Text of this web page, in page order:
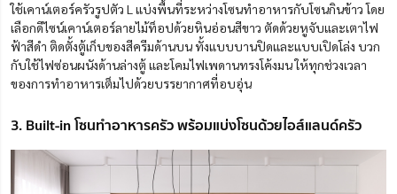
ใช้เคาน์เตอร์ครัวรูปตัว L แบ่งพื้นที่ระหว่างโซนทำอาหารกับโซนกินข้าว โดย
เลือกดีไซน์เคาน์เตอร์ลายไม้ท็อปด้วยหินอ่อนสีขาว ตัดด้วยหูจับและเตาไฟ
ฟ้าสีดำ ติดตั้งตู้เก็บของสีครีมด้านบน ทั้งแบบบานปิดและแบบเปิดโล่ง บวก
กับใช้ไฟซ่อนผนังด้านล่างตู้ และโคมไฟเพดานทรงโค้งมน ให้ทุกช่วงเวลา
ของการทำอาหารเต็มไปด้วยบรรยากาศที่อบอุ่น
3. Built-in โซนทำอาหารครัว พร้อมแบ่งโซนด้วยไอส์แลนด์ครัว